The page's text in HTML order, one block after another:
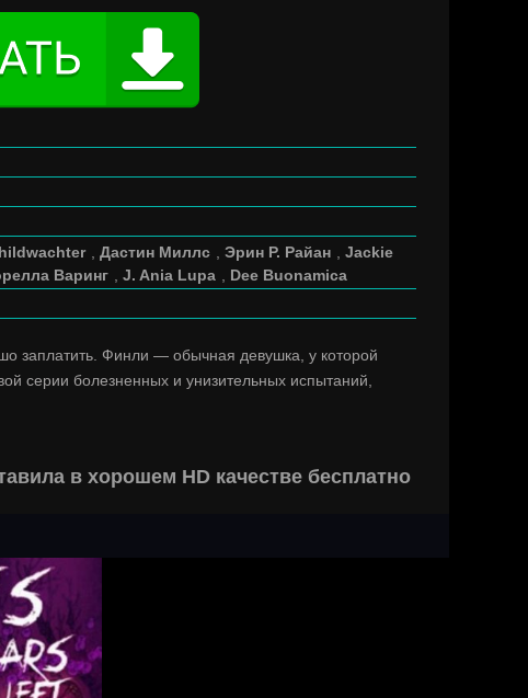
Дастин Миллс Эрин Р. Райан
Jackie
Варинг J. Ania Lupa
Dee Buonamica
заплатить. Финли — обычная девушка, у которой
серии болезненных и унизительных испытаний,
в хорошем HD качестве бесплатно